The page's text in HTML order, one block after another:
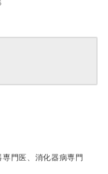
門医、消化器病専門